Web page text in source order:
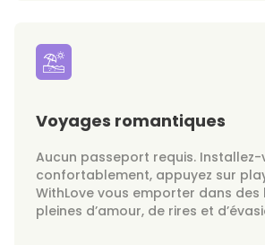
Voyages romantiques
Aucun passeport requis. Installez-
confortablement, appuyez sur
WithLove vous emporter dans des
pleines d’amour, de rires et